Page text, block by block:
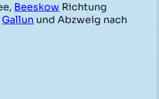
Beeskow Richtung
Gallun und Abzweig nach